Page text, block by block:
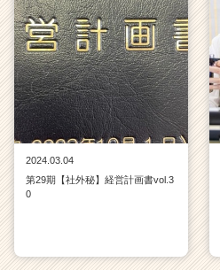
2024.03.04
第29期【社外秘】経営計画書vol.3
0